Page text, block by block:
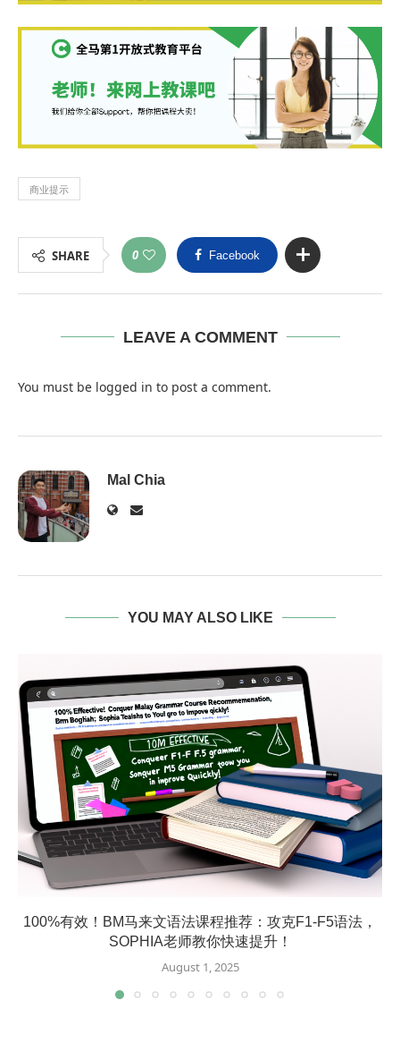
商业提示
SHARE 0 Facebook
LEAVE A COMMENT
You must be logged in to post a comment.
Mal Chia
YOU MAY ALSO LIKE
100%有效！BM马来文语法课程推荐：攻克F1-F5语法，
SOPHIA老师教你快速提升！
August 1, 2025